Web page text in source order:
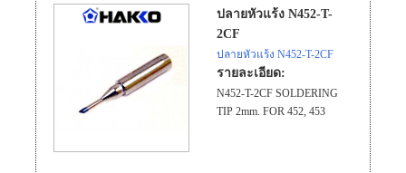
ปลายหัวแร้ง N452-T-
2CF
ปลายหัวแร้ง N452-T-2CF
รายละเอียด:
N452-T-2CF SOLDERING
TIP 2mm. FOR 452, 453